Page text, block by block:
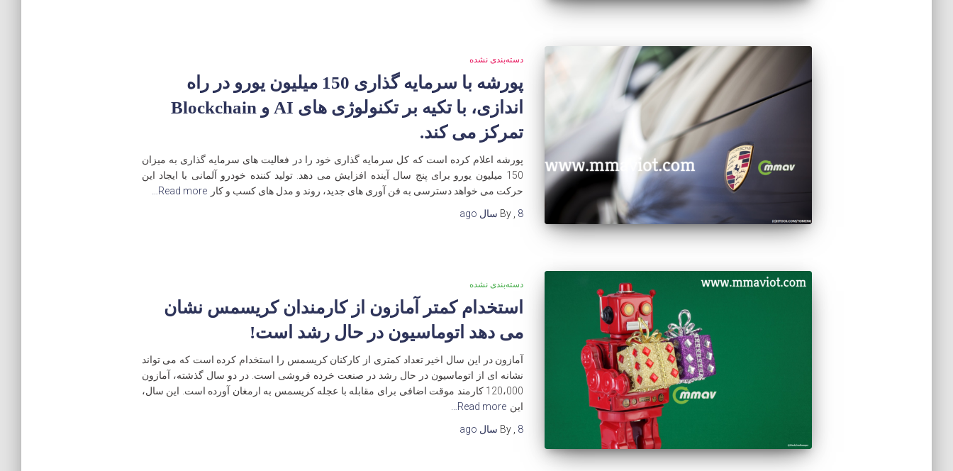
دسته‌بندی نشده
پورشه با سرمایه گذاری 150 میلیون یورو در راه
اندازی، با تکیه بر تکنولوژی های AI و Blockchain
تمرکز می کند.
پورشه اعلام کرده است که کل سرمایه گذاری خود را در فعالیت های سرمایه گذاری به میزان
150 میلیون یورو برای پنج سال آینده افزایش می دهد. تولید کننده خودرو آلمانی با ایجاد این
حرکت می خواهد دسترسی به فن آوری های جدید، روند و مدل های کسب و کار Read more…
By
8 سال
دسته‌بندی نشده
استخدام کمتر آمازون از کارمندان کریسمس نشان
می دهد اتوماسیون در حال رشد است!
آمازون در این سال اخیر تعداد کمتری از کارکنان کریسمس را استخدام کرده است که می تواند
نشانه ای از اتوماسیون در حال رشد در صنعت خرده فروشی است. در دو سال گذشته، آمازون
120،000 کارمند موقت اضافی برای مقابله با عجله کریسمس به ارمغان آورده است. این سال،
این Read more…
By
8 سال